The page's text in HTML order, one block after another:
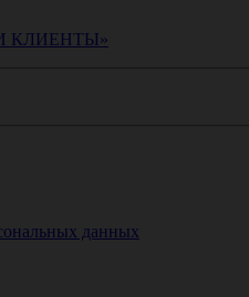
КЛИЕНТЫ»
данных